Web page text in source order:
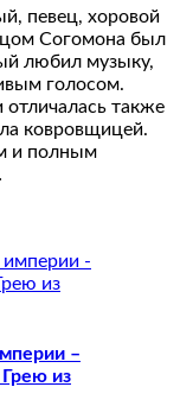
певец, хоровой
Согомона был
любил музыку,
голосом.
также
ковровщицей.
и полным
–
из